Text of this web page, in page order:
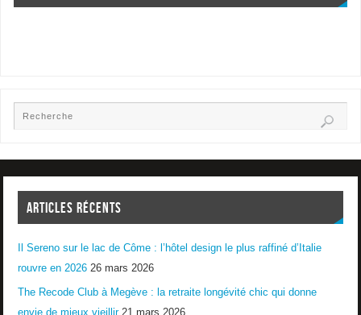
ARTICLES RÉCENTS
Il Sereno sur le lac de Côme : l’hôtel design le plus raffiné d’Italie
rouvre en 2026 26 mars 2026
The Recode Club à Megève : la retraite longévité chic qui donne